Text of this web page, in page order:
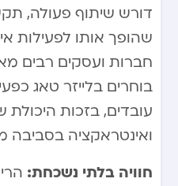
דורש שיתוף פעולה,
שהופך אותו לפעילות
חברות ועסקים רבים
בוחרים בלייזר טאג
עובדים, בזכות
ואינטראקציה בסביבה
חוויה בלתי נשכחת: